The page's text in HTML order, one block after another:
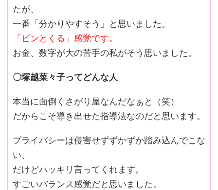
たが、
一番「分かりやすそう」と思いました。
「ピンとくる」感覚です。
お金、数字が大の苦手の私がそう思いました。
〇塚越菜々子ってどんな人
本当に面倒くさがり屋なんだなぁと（笑）
だからこそ導き出せた指導法なのだと思います。
プライバシーは侵害せずずかずか踏み込んでこな
い、
だけどハッキリ言ってくれます。
すごいバランス感覚だと思いました。